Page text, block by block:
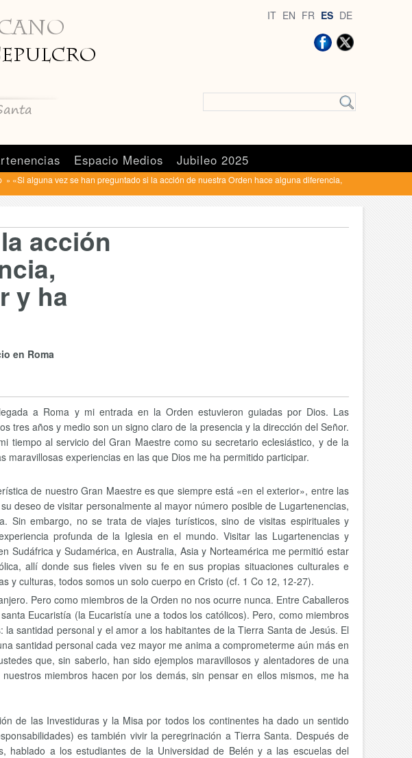
IT EN FR ES DE
Espacio Medios Jubileo 2025
» «Si alguna vez se han preguntado si la acción de nuestra Orden hace alguna diferencia,
acción
y ha
en Roma
a Roma y mi entrada en la Orden estuvieron guiadas por Dios. Las
tres años y medio son un signo claro de la presencia y la dirección del Señor.
tiempo al servicio del Gran Maestre como su secretario eclesiástico, y de la
maravillosas experiencias en las que Dios me ha permitido participar.
de nuestro Gran Maestre es que siempre está «en el exterior», entre las
deseo de visitar personalmente al mayor número posible de Lugartenencias,
Sin embargo, no se trata de viajes turísticos, sino de visitas espirituales y
profunda de la Iglesia en el mundo. Visitar las Lugartenencias y
Sudáfrica y Sudamérica, en Australia, Asia y Norteamérica me permitió estar
allí donde sus fieles viven su fe en sus propias situaciones culturales e
y culturas, todos somos un solo cuerpo en Cristo (cf. 1 Co 12, 12-27).
Pero como miembros de la Orden no nos ocurre nunca. Entre Caballeros
Eucaristía (la Eucaristía une a todos los católicos). Pero, como miembros
santidad personal y el amor a los habitantes de la Tierra Santa de Jesús. El
santidad personal cada vez mayor me anima a comprometerme aún más en
que, sin saberlo, han sido ejemplos maravillosos y alentadores de una
miembros hacen por los demás, sin pensar en ellos mismos, me ha
de las Investiduras y la Misa por todos los continentes ha dado un sentido
es también vivir la peregrinación a Tierra Santa. Después de
hablado a los estudiantes de la Universidad de Belén y a las escuelas del